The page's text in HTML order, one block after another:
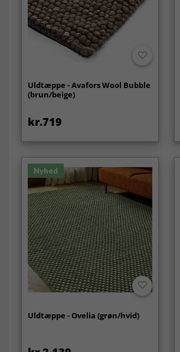
Uldtæppe - Avafors Wool Bubble
(brun/beige)
kr.719
Nyhed
Uldtæppe - Ovelia (grøn/hvid)